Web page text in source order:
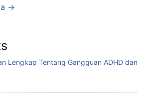
→
Lengkap Tentang Gangguan ADHD dan